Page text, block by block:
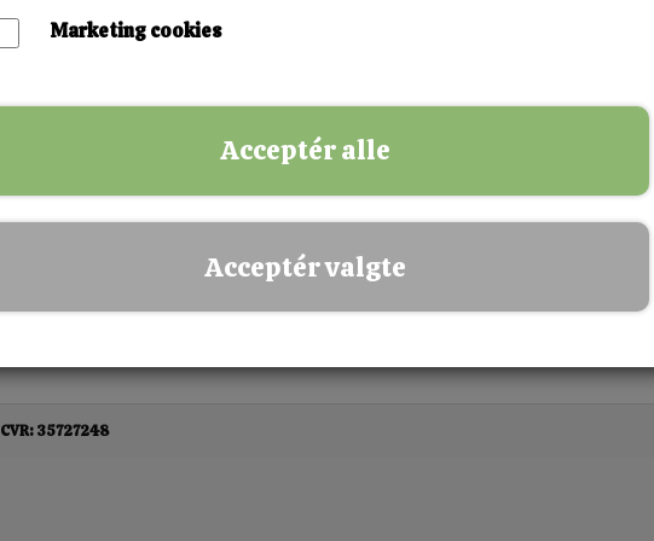
✅ Dansk webshop
✅ Sikker betaling
CVR: 35727248
Marketing cookies
Acceptér alle
Acceptér valgte